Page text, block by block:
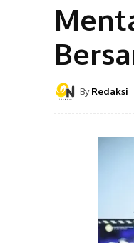
By Redaksi